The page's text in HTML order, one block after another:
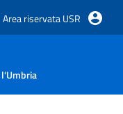
Area riservata USR
l'Umbria